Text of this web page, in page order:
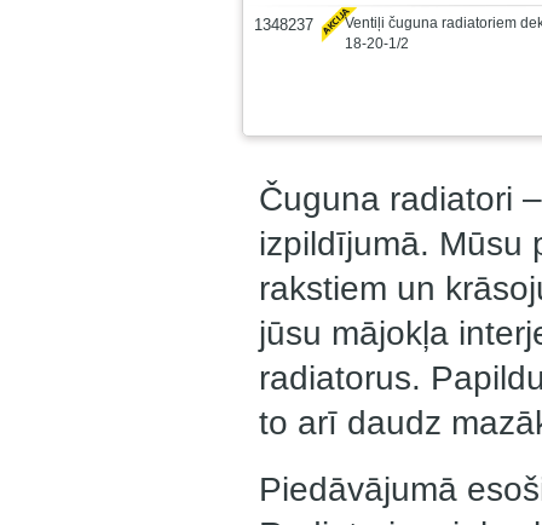
1348237
Ventiļi čuguna radiatoriem
18-20-1/2
Čuguna radiatori
izpildījumā. Mūsu
rakstiem un
jūsu mājokļa
radiatorus.
to arī daudz
Piedāvājumā